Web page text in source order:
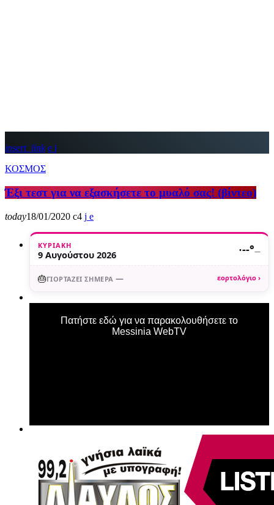
insert_link
ΚΟΣΜΟΣ
Έξι τεστ για να εξασκήσετε το μυαλό σας! (βίντεο)
today18/01/2020 4
ΚΥΡΙΑΚΉ
9 Αυγούστου 2026 ·--°—
🎂ΓΙΟΡΤΆΖΕΙ ΣΉΜΕΡΑ — εορτολόγιο ›
Πατήστε εδώ για να παρακολουθήσετε το
Messinia WebTV